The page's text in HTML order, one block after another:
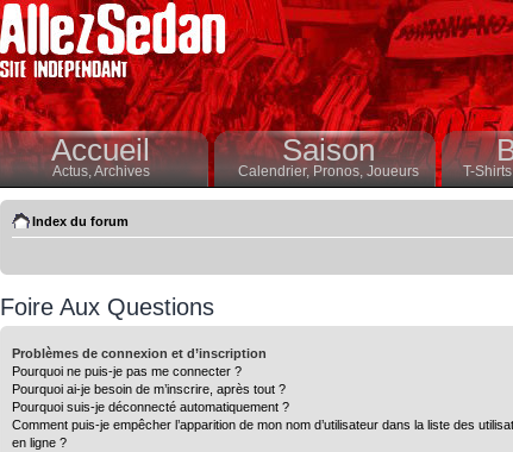
Accueil
Actus,Archives
Saison
Calendrier,Pronos, Joueurs T-
Index du forum
Foire Aux Questions
Problèmes de connexion et d’inscription
Pourquoi ne puis-je pas me connecter ?
Pourquoi ai-je besoin de m’inscrire, après tout ?
Pourquoi suis-je déconnecté automatiquement ?
Comment puis-je empêcher l’apparition de mon nom d’utilisateur dans la liste des
en ligne ?